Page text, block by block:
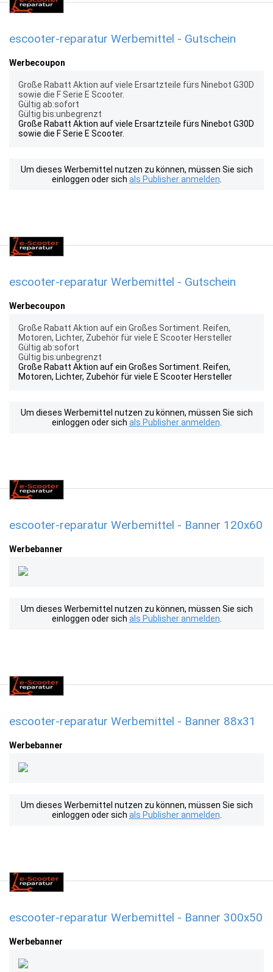
escooter-reparatur Werbemittel - Gutschein
Werbecoupon
Große Rabatt Aktion auf viele Ersartzteile fürs Ninebot G30D
sowie die F Serie E Scooter.
Gültig ab:sofort
Gültig bis:unbegrenzt
Große Rabatt Aktion auf viele Ersartzteile fürs Ninebot G30D
sowie die F Serie E Scooter.
Um dieses Werbemittel nutzen zu können, müssen Sie sich
einloggen oder sich als Publisher anmelden
escooter-reparatur Werbemittel - Gutschein
Werbecoupon
Große Rabatt Aktion auf ein Großes Sortiment. Reifen,
Motoren, Lichter, Zubehör für viele E Scooter Hersteller
Gültig ab:sofort
Gültig bis:unbegrenzt
Große Rabatt Aktion auf ein Großes Sortiment. Reifen,
Motoren, Lichter, Zubehör für viele E Scooter Hersteller
Um dieses Werbemittel nutzen zu können, müssen Sie sich
einloggen oder sich als Publisher anmelden
escooter-reparatur Werbemittel - Banner 120x60
Werbebanner
Um dieses Werbemittel nutzen zu können, müssen Sie sich
einloggen oder sich als Publisher anmelden
escooter-reparatur Werbemittel - Banner 88x31
Werbebanner
Um dieses Werbemittel nutzen zu können, müssen Sie sich
einloggen oder sich als Publisher anmelden
escooter-reparatur Werbemittel - Banner 300x50
Werbebanner